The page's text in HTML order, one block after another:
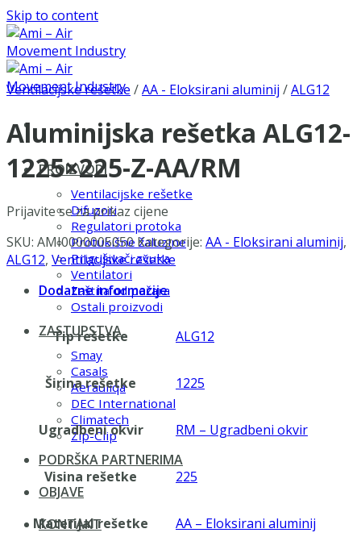
Skip to content
PROIZVODI
Ventilacijske rešetke
Difuzori
Regulatori protoka
Protukišne žaluzine
Prigušivači zvuka
Ventilatori
Zaštita od požara
Ostali proizvodi
ZASTUPSTVA
Smay
Casals
Aerauliqa
DEC International
Climatech
Zip-Clip
PODRŠKA PARTNERIMA
OBJAVE
KONTAKT
Ventilacijske rešetke /AA - Eloksirani aluminij /ALG12
Aluminijska rešetka ALG12-
1225×225-Z-AA/RM
Prijavite se za prikaz cijene
SKU: AMI0000005050 Kategorije: AA - Eloksirani aluminij,
ALG12, Ventilacijske rešetke
Dodatne informacije
Tip rešetke ALG12
Širina rešetke 1225
Ugradbeni okvir RM – Ugradbeni okvir
Visina rešetke 225
Materijal rešetke AA – Eloksirani aluminij